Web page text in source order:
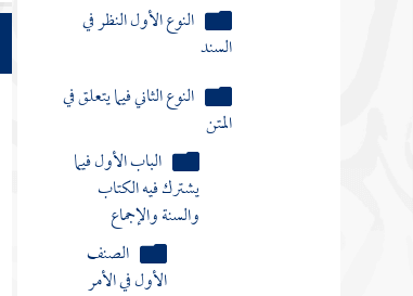
النوع الأول النظر في
السند
النوع الثاني فيما يتعلق في
المتن
الباب الأول فيما
يشترك فيه الكتاب
والسنة والإجماع
الصنف
الأول في الأمر